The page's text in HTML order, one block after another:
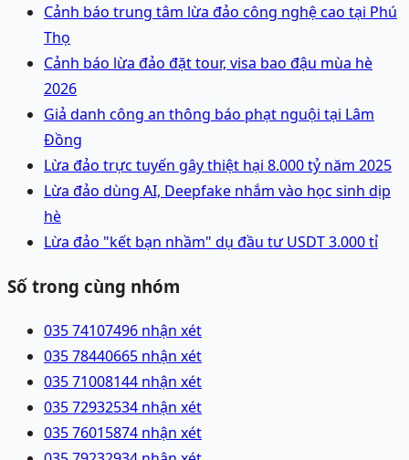
Cảnh báo trung tâm lừa đảo công nghệ cao tại Phú
Thọ
Cảnh báo lừa đảo đặt tour, visa bao đậu mùa hè
2026
Giả danh công an thông báo phạt nguội tại Lâm
Đồng
Lừa đảo trực tuyến gây thiệt hại 8.000 tỷ năm 2025
Lừa đảo dùng AI, Deepfake nhắm vào học sinh dịp
hè
Lừa đảo "kết bạn nhầm" dụ đầu tư USDT 3.000 tỉ
Số trong cùng nhóm
035 74107496 nhận xét
035 78440665 nhận xét
035 71008144 nhận xét
035 72932534 nhận xét
035 76015874 nhận xét